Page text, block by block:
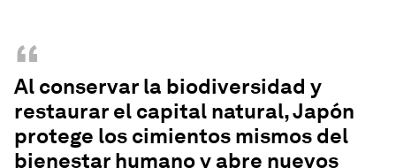
“
Al conservar la biodiversidad y
restaurar el capital natural, Japón
protege los cimientos mismos del
bienestar humano y abre nuevos